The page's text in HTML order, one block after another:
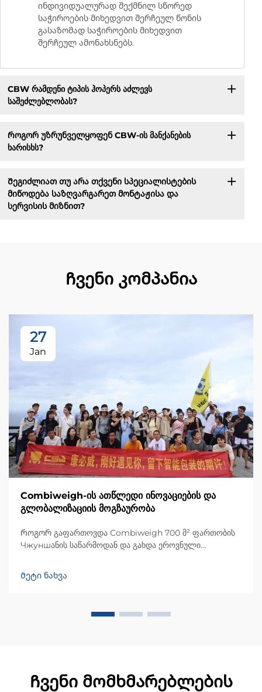
ინდივიდუალურად შექმნილ სწორედ
საჭიროების მიხედვით შერჩეულ წონის
გასაზომად საჭიროების მიხედვით
შერჩეულ ამონახსნებს.
CBW რამდენი ტიპის ჰოპერს აძლევს
საშეძლებლობას?
Როგორ უზრუნველყოფენ CBW-ის მანქანების
ხარისხს?
Შეგიძლიათ თუ არა თქვენი სპეციალისტების
მიწოდება საზღვარგარეთ მონტაჟისა და
სერვისის მიზნით?
Ჩვენი კომპანია
27
Jan
Combiweigh-ის ათწლედი ინოვაციების და
გლობალიზაციის მოგზაურობა
Როგორ გაფართოვდა Combiweigh 700 მ² ფართობის
Чжуншანის საწარმოდან და გახდა ეროვნული
60-ზე მეტი ქვეყნის მომხმარებლებს. გაეცანით მათი
ინტელექტუალურად მოწყობილ საწონო ამონახსნებს —
Მეტი ნახვა
Ჩვენი მომხმარებლების